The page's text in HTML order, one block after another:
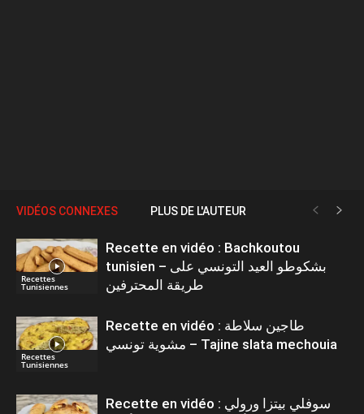
VIDÉOS CONNEXES PLUS DE L'AUTEUR
Recettes
Tunisiennes
Recette en vidéo : Bachkoutou
tunisien – بشكوطو العيد التونسي على
طريقة المحترفين
Recettes
Tunisiennes
Recette en vidéo : طاجين سلاطة
مشوية تونسي – Tajine slata mechouia
Recette en vidéo : سوفلي بيتزا ورولي